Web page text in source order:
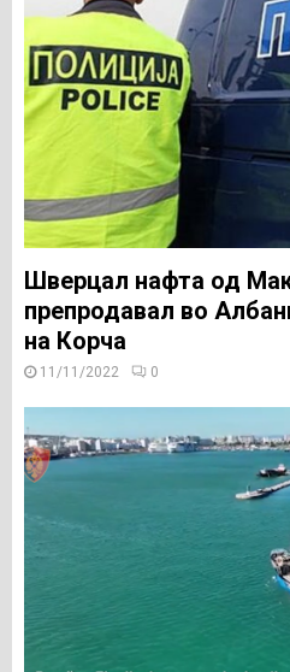
Шверцал нафта од
препродавал во
на Корча
11/11/2022 0